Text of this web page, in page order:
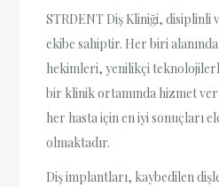
STRDENT Diş Kliniği, disiplinli
ekibe sahiptir. Her biri
hekimleri, yenilikçi
bir klinik ortamında hizmet
her hasta için en iyi sonuçları
olmaktadır.
Diş implantları, kaybedilen